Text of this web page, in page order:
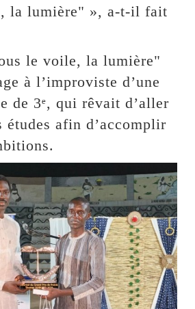
la lumière" », a-t-il fait
le voile, la lumière"
à l’improviste d’une
de 3ᵉ, qui rêvait d’aller
études afin d’accomplir